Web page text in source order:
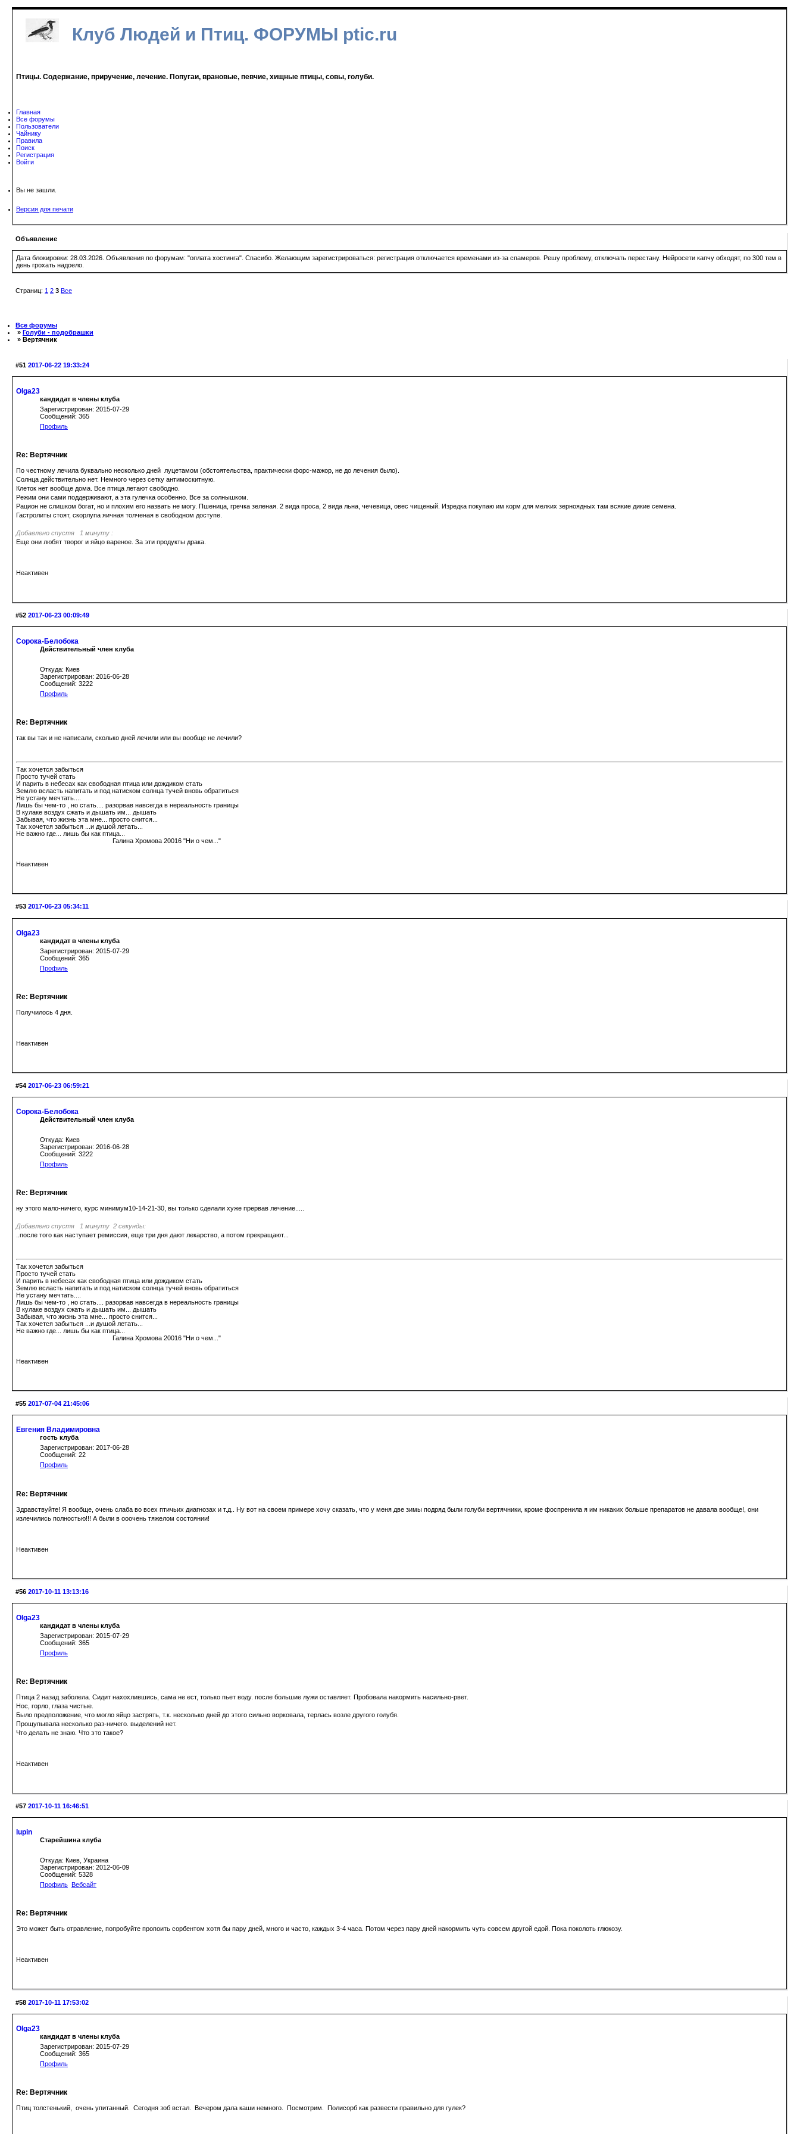
Клуб Людей и Птиц. ФОРУМЫ ptic.ru
Птицы. Содержание, приручение, лечение. Попугаи, врановые, певчие, хищные птицы, совы, голуби.
Главная
Все форумы
Пользователи
Чайнику
Правила
Поиск
Регистрация
Войти
Вы не зашли.
Версия для печати
Объявление
Дата блокировки: 28.03.2026. Объявления по форумам: "оплата хостинга". Спасибо. Желающим зарегистрироваться: регистрация отключается временами из-за спамеров. Решу проблему, отключать перестану. Нейросети капчу обходят, по 300 тем в
день грохать надоело.
Страниц: 1 2 3 Все
Все форумы
» Голуби - подобрашки
» Вертячник
#51 2017-06-22 19:33:24
Olga23
кандидат в члены клуба
Зарегистрирован: 2015-07-29
Сообщений: 365
Профиль
Re: Вертячник
По честному лечила буквально несколько дней луцетамом (обстоятельства, практически форс-мажор, не до лечения было).
Солнца действительно нет. Немного через сетку антимоскитную.
Клеток нет вообще дома. Все птица летают свободно.
Режим они сами поддерживают, а эта гулечка особенно. Все за солнышком.
Рацион не слишком богат, но и плохим его назвать не могу. Пшеница, гречка зеленая. 2 вида проса, 2 вида льна, чечевица, овес чищеный. Изредка покупаю им корм для мелких зерноядных там всякие дикие семена.
Гастролиты стоят, скорлупа яичная толченая в свободном доступе.
Добавлено спустя 1 минуту :
Еще они любят творог и яйцо вареное. За эти продукты драка.
Неактивен
#52 2017-06-23 00:09:49
Сорока-Белобока
Действительный член клуба
Откуда: Киев
Зарегистрирован: 2016-06-28
Сообщений: 3222
Профиль
Re: Вертячник
так вы так и не написали, сколько дней лечили или вы вообще не лечили?
Так хочется забыться
Просто тучей стать
И парить в небесах как свободная птица или дождиком стать
Землю всласть напитать и под натиском солнца тучей вновь обратиться
Не устану мечтать....
Лишь бы чем-то , но стать.... разорвав навсегда в нереальность границы
В кулаке воздух сжать и дышать им... дышать
Забывая, что жизнь эта мне... просто снится...
Так хочется забыться ...и душой летать...
Не важно где... лишь бы как птица...
Галина Хромова 20016 "Ни о чем..."
Неактивен
#53 2017-06-23 05:34:11
Olga23
кандидат в члены клуба
Зарегистрирован: 2015-07-29
Сообщений: 365
Профиль
Re: Вертячник
Получилось 4 дня.
Неактивен
#54 2017-06-23 06:59:21
Сорока-Белобока
Действительный член клуба
Откуда: Киев
Зарегистрирован: 2016-06-28
Сообщений: 3222
Профиль
Re: Вертячник
ну этого мало-ничего, курс минимум10-14-21-30, вы только сделали хуже прервав лечение.....
Добавлено спустя 1 минуту 2 секунды:
..после того как наступает ремиссия, еще три дня дают лекарство, а потом прекращают...
Так хочется забыться
Просто тучей стать
И парить в небесах как свободная птица или дождиком стать
Землю всласть напитать и под натиском солнца тучей вновь обратиться
Не устану мечтать....
Лишь бы чем-то , но стать.... разорвав навсегда в нереальность границы
В кулаке воздух сжать и дышать им... дышать
Забывая, что жизнь эта мне... просто снится...
Так хочется забыться ...и душой летать...
Не важно где... лишь бы как птица...
Галина Хромова 20016 "Ни о чем..."
Неактивен
#55 2017-07-04 21:45:06
Евгения Владимировна
гость клуба
Зарегистрирован: 2017-06-28
Сообщений: 22
Профиль
Re: Вертячник
Здравствуйте! Я вообще, очень слаба во всех птичьих диагнозах и т.д.. Ну вот на своем примере хочу сказать, что у меня две зимы подряд были голуби вертячники, кроме фоспренила я им никаких больше препаратов не давала вообще!, они
излечились полностью!!! А были в ооочень тяжелом состоянии!
Неактивен
#56 2017-10-11 13:13:16
Olga23
кандидат в члены клуба
Зарегистрирован: 2015-07-29
Сообщений: 365
Профиль
Re: Вертячник
Птица 2 назад заболела. Сидит нахохлившись, сама не ест, только пьет воду. после большие лужи оставляет. Пробовала накормить насильно-рвет.
Нос, горло, глаза чистые.
Было предположение, что могло яйцо застрять, т.к. несколько дней до этого сильно ворковала, терлась возле другого голубя.
Прощупывала несколько раз-ничего. выделений нет.
Что делать не знаю. Что это такое?
Неактивен
#57 2017-10-11 16:46:51
lupin
Старейшина клуба
Откуда: Киев, Украина
Зарегистрирован: 2012-06-09
Сообщений: 5328
Профиль
Вебсайт
Re: Вертячник
Это может быть отравление, попробуйте пропоить сорбентом хотя бы пару дней, много и часто, каждых 3-4 часа. Потом через пару дней накормить чуть совсем другой едой. Пока поколоть глюкозу.
Неактивен
#58 2017-10-11 17:53:02
Olga23
кандидат в члены клуба
Зарегистрирован: 2015-07-29
Сообщений: 365
Профиль
Re: Вертячник
Птиц толстенький, очень упитанный. Сегодня зоб встал. Вечером дала каши немного. Посмотрим. Полисорб как развести правильно для гулек?